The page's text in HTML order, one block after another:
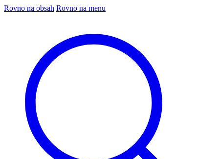
Rovno na obsah Rovno na menu